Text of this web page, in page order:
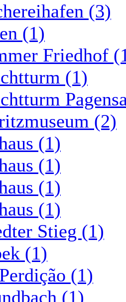
(3)
(1)
Friedhof
(1)
(2)
(1)
(1)
(1)
(1)
Stieg (1)
(1)
(1)
(1)